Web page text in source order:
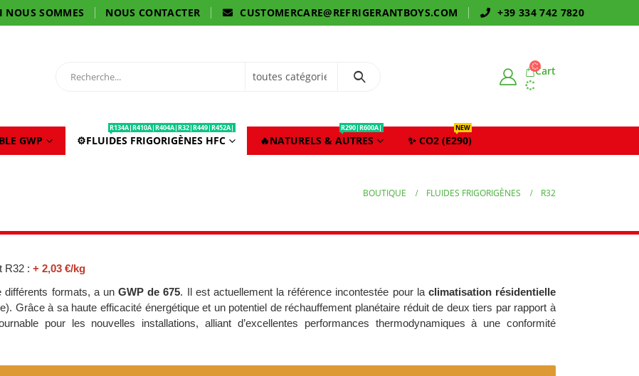
NOUS SOMMES NOUS CONTACTER CUSTOMERCARE@REFRIGERANTBOYS.COM +39 334 742 7820
Cart
GWP ⚙️FLUIDES FRIGORIGÈNES HFC
R134A|R410A|R404A|R32|R449|R452A|
🔥NATURELS & AUTRES
R290|R600A|
✨ CO2 (E290)
NEW
BOUTIQUE FLUIDES FRIGORIGÈNES R32
R32 : + 2,03 €/kg
différents formats, a un GWP de 675. Il est actuellement la référence incontestée pour la climatisation résidentielle
Grâce à sa haute efficacité énergétique et un potentiel de réchauffement planétaire réduit de deux tiers par rapport à
pour les nouvelles installations, alliant d’excellentes performances thermodynamiques à une conformité